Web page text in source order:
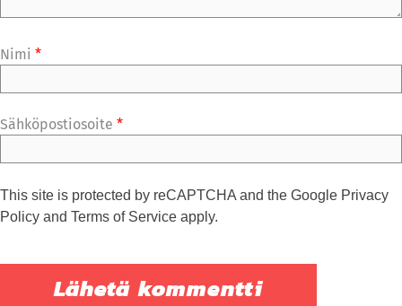
Nimi *
Sähköpostiosoite *
This site is protected by reCAPTCHA and the Google Privacy
Policy and Terms of Service apply.